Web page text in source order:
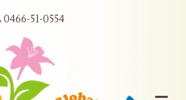
0466-51-0554